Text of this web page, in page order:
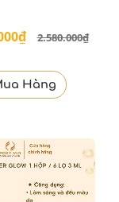
2.580.000₫
Hàng